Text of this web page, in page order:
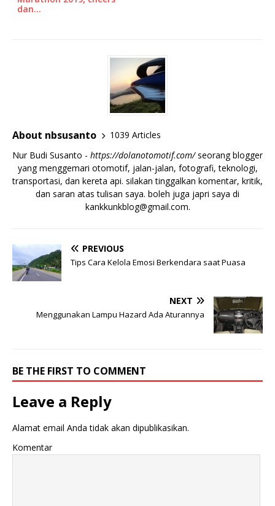
dan…
About nbsusanto
1039 Articles
Nur Budi Susanto - https://dolanotomotif.com/seorang blogger
yang menggemari otomotif, jalan-jalan, fotografi, teknologi,
transportasi, dan kereta api. silakan tinggalkan komentar, kritik,
dan saran atas tulisan saya. boleh juga japri saya di
kankkunkblog@gmail.com.
PREVIOUS
Tips Cara Kelola Emosi Berkendara saat Puasa
NEXT
Menggunakan Lampu Hazard Ada Aturannya
BE THE FIRST TO COMMENT
Leave a Reply
Alamat email Anda tidak akan dipublikasikan.
Komentar